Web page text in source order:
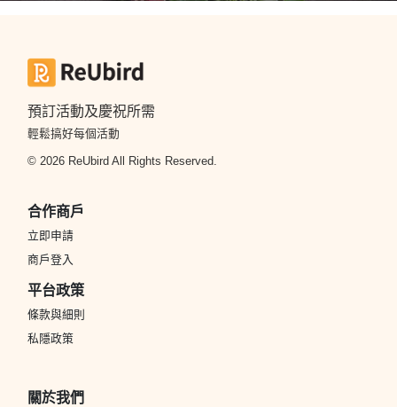
花
花
藝
禮
品
禮
物
地
佈
置
生
拍
拖
企
/
司
活
動
婚
禮
活
需
軟
夾
時
間
情
侶
心
清
單
預訂活動及慶祝所需
輕鬆搞好每個活動
© 2026 ReUbird All Rights Reserved.
合作商戶
立即申請
商戶登入
平台政策
條款與細則
私隱政策
關於我們